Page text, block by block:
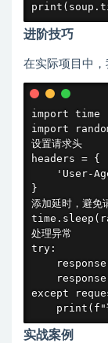
进阶技巧
在实际项目中，
import time
import
设置请求头
headers = {
'User-
}
添加延时，避免
处理异常
try:
except
print(f"
实战案例